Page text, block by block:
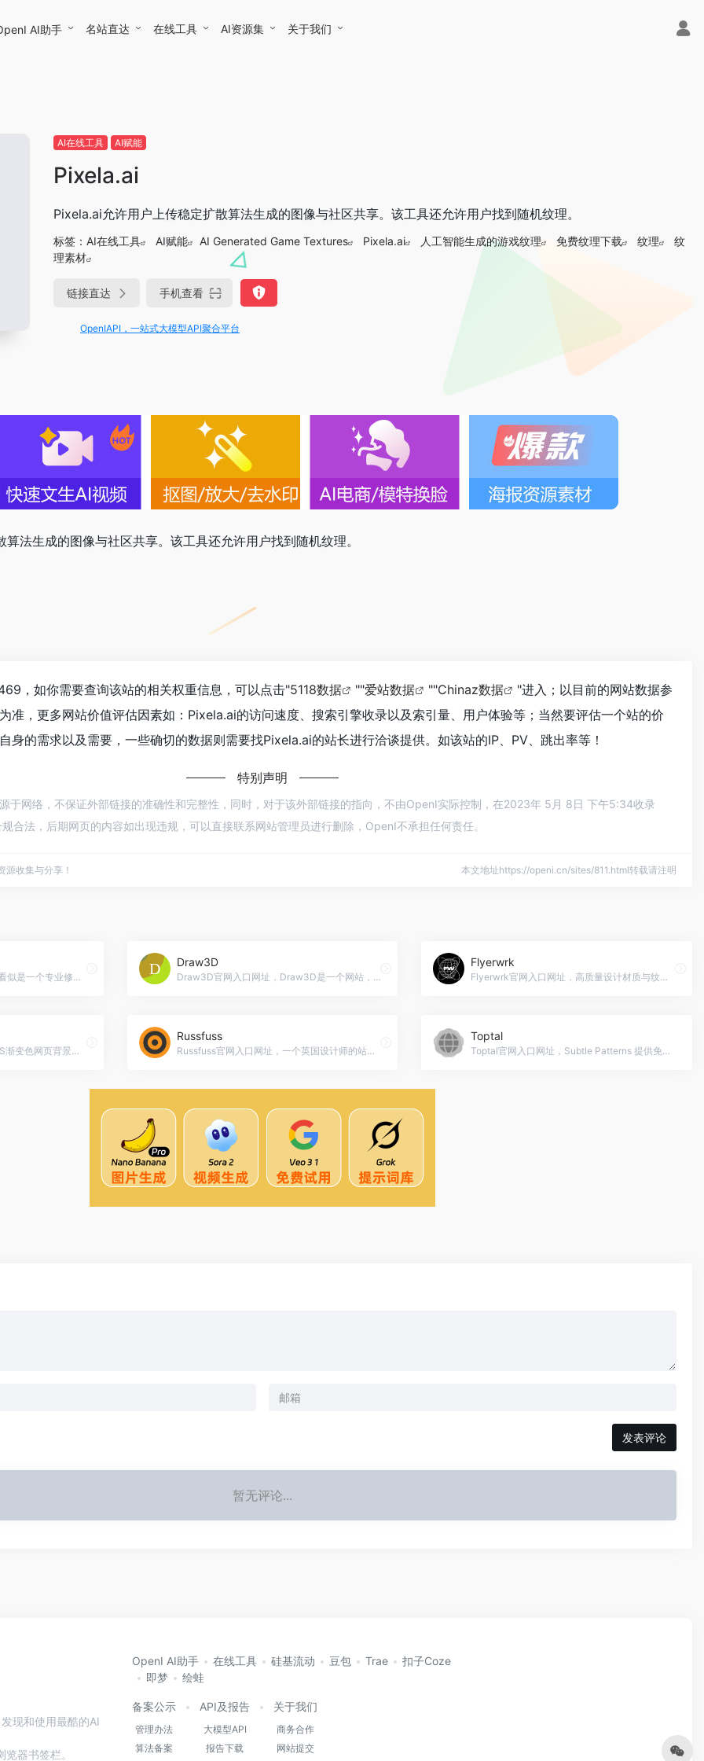
AI助手 名站直达 在线工具 AI资源集 关于我们
AI在线工具 AI赋能
Pixela.ai
Pixela.ai允许用户上传稳定扩散算法生成的图像与社区共享。该工具还允许用户找到随机纹理。
标签： AI在线工具 AI赋能 AI Generated Game Textures Pixela.ai 人工智能生成的游戏纹理 免费纹理下载 纹理
纹
理素材
链接直达 手机查看
OpenIAPI，一站式大模型API聚合平台
法生成的图像与社区共享。该工具还允许用户找到随机纹理。
，如你需要查询该站的相关权重信息，可以点击"5118数据 ""爱站数据 ""Chinaz数据
"进入；以目前的网站数据参
准，更多网站价值评估因素如：Pixela.ai的访问速度、搜索引擎收录以及索引量、用户体验等；当然要评估一个站的价
身的需求以及需要，一些确切的数据则需要找Pixela.ai的站长进行洽谈提供。如该站的IP、PV、跳出率等！
特别声明
于网络，不保证外部链接的准确性和完整性，同时，对于该外部链接的指向，不由OpenI实际控制，在2023年 5月 8日 下午5:34收录
合法，后期网页的内容如出现违规，可以直接联系网站管理员进行删除，OpenI不承担任何责任。
源收集与分享！ 本文地址https://openi.cn/sites/811.html转载请注明
fixthephoto官网入口网址，看似是一个专业修图软件官网，实际上，商店里面有超多不错的免费素材可以下载，有各种纹理和预设效果。
Draw3D
Draw3D官网入口网址，Draw3D是一个网站，允许用户将他们的草图或绘画生成逼真的图像。该网站还包括一个简单但功能强大的图像编辑器。此外，Draw3D还提供在线学习和绘画课程，由Mark Kistler教授，他在过去40多年中已经教授了数百万儿童如何进行3D绘画。
Flyerwrk
Flyerwrk官网入口网址，高质量设计材质与纹理商城，素材资源质量很高，reddit上有很多互换交易素材的帖子，网上也能找到不少破解资源
提供无缝平铺底纹素材，CSS渐变色网页背景代码，圣诞斜纹布纹木纹纸中国风麻布卡通古典等网页UI设计和PPT背景底纹素材。
Russfuss
Russfuss官网入口网址，一个英国设计师的站点，整合了很多纹理图案设计作品
Toptal
Toptal官网入口网址，Subtle Patterns 提供免费的纹理图案，适用于您的下一个网页项目。加入社区，上传您自己创作的可平铺PNG或GIF文件。所有接受的图案都将免费提供，采用Creative Commons许可，允许他人合法地分享和基于您的图案进行创作。
发表评论
暂无评论...
现和使用最酷的AI
器书签栏。
OpenI AI助手 在线工具 硅基流动 豆包 Trae
扣子Coze
即梦
绘蛙
备案公示
管理办法
算法备案
API及报告
大模型API
报告下载
关于我们
商务合作
网站提交